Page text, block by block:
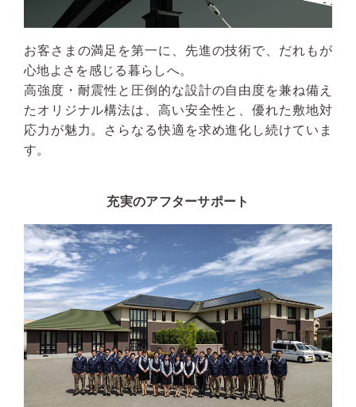
お客さまの満足を第一に、先進の技術で、だれもが
心地よさを感じる暮らしへ。
高強度・耐震性と圧倒的な設計の自由度を兼ね備え
たオリジナル構法は、高い安全性と、優れた敷地対
応力が魅力。さらなる快適を求め進化し続けていま
す。
充実のアフターサポート